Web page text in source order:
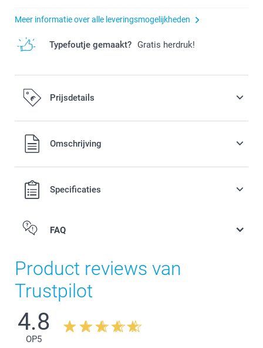
Meer informatie over alle leveringsmogelijkheden
Typefoutje gemaakt? Gratis herdruk!
Prijsdetails
Alle prijzen zijn in EURO (€) inclusief BTW en exclusief
verzendkosten.Omschrijving
Specificaties
FAQ
Product reviews van
Trustpilot
4.8
OP5